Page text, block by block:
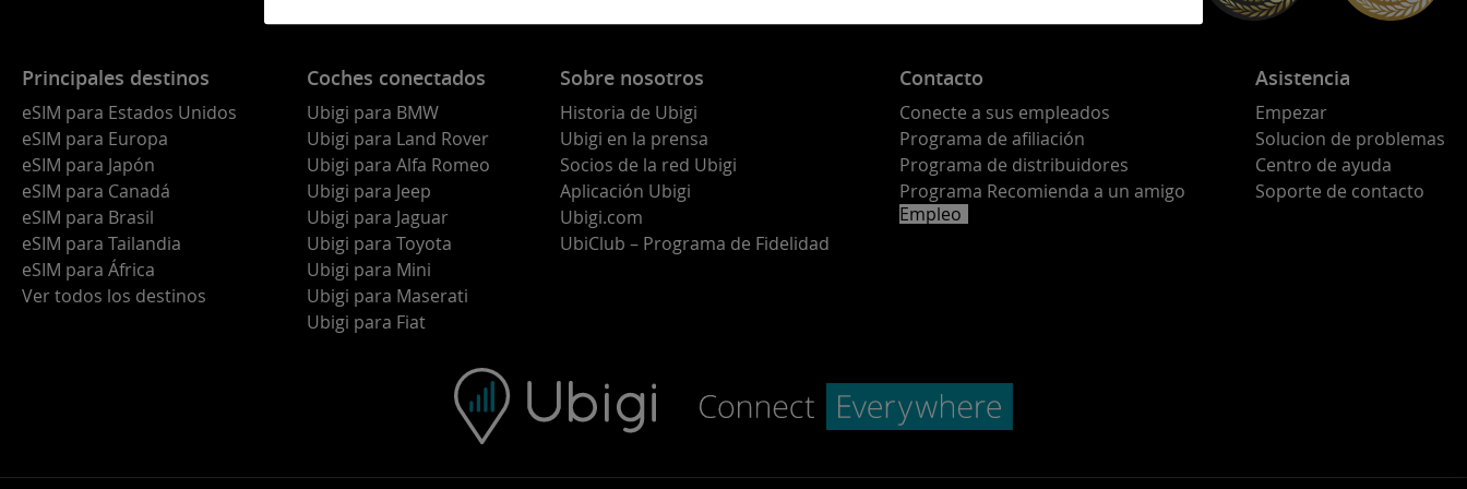
Principales destinos
eSIM para Estados Unidos
eSIM para Europa
eSIM para Japón
eSIM para Canadá
eSIM para Brasil
eSIM para Tailandia
eSIM para África
Ver todos los destinos
Coches conectados
Ubigi para BMW
Ubigi para Land Rover
Ubigi para Alfa Romeo
Ubigi para Jeep
Ubigi para Jaguar
Ubigi para Toyota
Ubigi para Mini
Ubigi para Maserati
Ubigi para Fiat
Sobre nosotros
Historia de Ubigi
Ubigi en la prensa
Socios de la red Ubigi
Aplicación Ubigi
Ubigi.com
UbiClub – Programa de Fidelidad
Contacto
Conecte a sus empleados
Programa de afiliación
Programa de distribuidores
Programa Recomienda a un amigo
Empleo
Asistencia
Empezar
Solucion de problemas
Centro de ayuda
Soporte de contacto